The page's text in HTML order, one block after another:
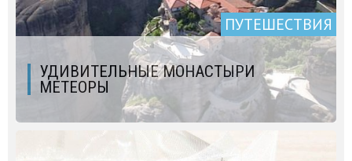
ПУТЕШЕСТВИЯ
УДИВИТЕЛЬНЫЕ МОНАСТЫРИ
МЕТЕОРЫ